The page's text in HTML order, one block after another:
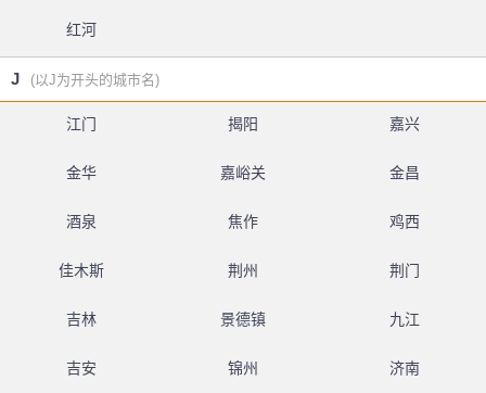
红河
J (以J为开头的城市名)
江门 揭阳 嘉兴
金华 嘉峪关 金昌
酒泉 焦作 鸡西
佳木斯 荆州 荆门
吉林 景德镇 九江
吉安 锦州 济南